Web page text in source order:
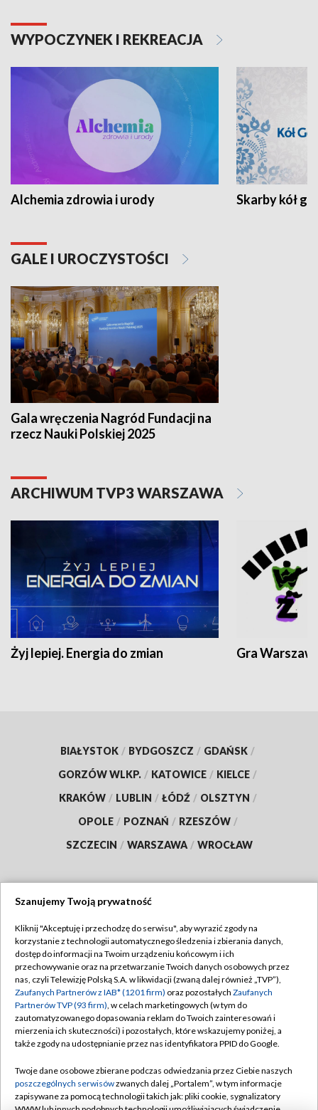
WYPOCZYNEK I REKREACJA
Alchemia zdrowia i urody Skarby kół
GALE I UROCZYSTOŚCI
Gala wręczenia Nagród Fundacji na
rzecz Nauki Polskiej 2025
ARCHIWUM TVP3 WARSZAWA
Żyj lepiej. Energia do zmian Gra
BIAŁYSTOK / BYDGOSZCZ / GDAŃSK /
GORZÓW WLKP. / KATOWICE / KIELCE /
KRAKÓW / LUBLIN / ŁÓDŹ / OLSZTYN /
OPOLE / POZNAŃ / RZESZÓW /
SZCZECIN / WARSZAWA / WROCŁAW
TVP
Abonament TVP
Emisja w TVP
Centrum informacji TVP
Naziemna Telewizja Cyfrowa
Rada Programowa
System NOS
Regulamin TVP
Polityka prywatności
Moje zgody
Pomoc
Kontakt
Szanujemy Twoją prywatność
Kliknij "Akceptuję i przechodzę do serwisu", aby wyrazić zgody na
korzystanie z technologii automatycznego śledzenia i zbierania danych,
dostęp do informacji na Twoim urządzeniu końcowym i ich
przechowywanie oraz na przetwarzanie Twoich danych osobowych przez
nas, czyli Telewizję Polską S.A. w likwidacji (zwaną dalej również „TVP”),
Zaufanych Partnerów z IAB* (1201 firm) oraz pozostałych Zaufanych
Partnerów TVP (93 firm), w celach marketingowych (w tym do
zautomatyzowanego dopasowania reklam do Twoich zainteresowań i
mierzenia ich skuteczności) i pozostałych, które wskazujemy poniżej, a
także zgody na udostępnianie przez nas identyfikatora PPID do Google.
Twoje dane osobowe zbierane podczas odwiedzania przez Ciebie naszych
poszczególnych serwisówzwanych dalej „Portalem”, w tym informacje
zapisywane za pomocą technologii takich jak: pliki cookie, sygnalizatory